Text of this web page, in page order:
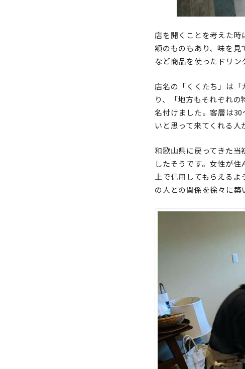
店を開くことを考えた
額のものもあり、味を見
など商品を使ったドリン
店名の「くくたち」は
り、「地方もそれぞれ
名付けました。客層は
いと思って来てくれる人
和歌山県に戻ってきた当
したそうです。女性が
上で信用してもらえる
の人との関係を徐々に築